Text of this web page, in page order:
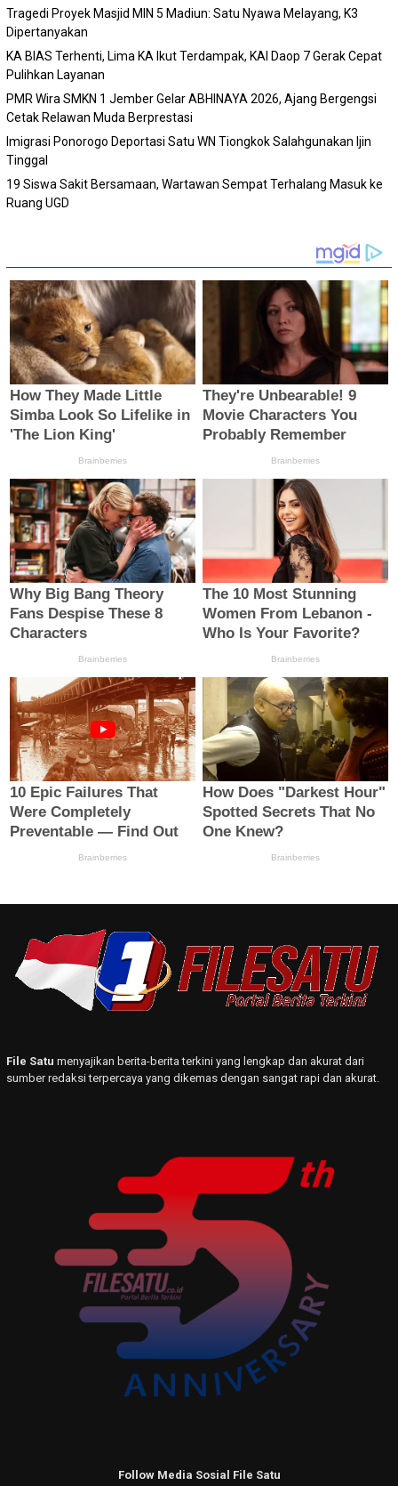
Tragedi Proyek Masjid MIN 5 Madiun: Satu Nyawa Melayang, K3
Dipertanyakan
KA BIAS Terhenti, Lima KA Ikut Terdampak, KAI Daop 7 Gerak Cepat
Pulihkan Layanan
PMR Wira SMKN 1 Jember Gelar ABHINAYA 2026, Ajang Bergengsi
Cetak Relawan Muda Berprestasi
Imigrasi Ponorogo Deportasi Satu WN Tiongkok Salahgunakan Ijin
Tinggal
19 Siswa Sakit Bersamaan, Wartawan Sempat Terhalang Masuk ke
Ruang UGD
File Satu menyajikan berita-berita terkini yang lengkap dan akurat dari
sumber redaksi terpercaya yang dikemas dengan sangat rapi dan akurat.
Follow Media Sosial File Satu